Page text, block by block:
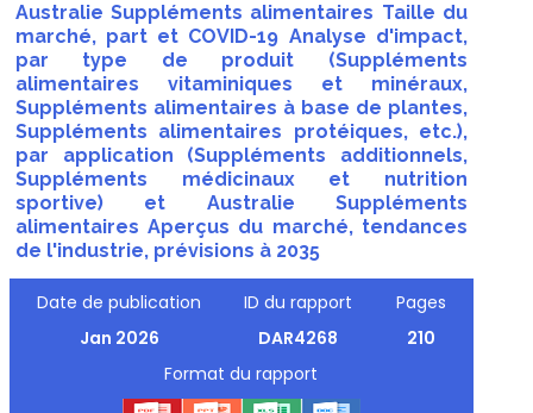
Australie Suppléments alimentaires Taille du
marché, part et COVID-19 Analyse d'impact,
par type de produit (Suppléments
alimentaires vitaminiques et minéraux,
Suppléments alimentaires à base de plantes,
Suppléments alimentaires protéiques, etc.),
par application (Suppléments additionnels,
Suppléments médicinaux et nutrition
sportive) et Australie Suppléments
alimentaires Aperçus du marché, tendances
de l'industrie, prévisions à 2035
Date de publication
Jan 2026
ID du rapport
DAR4268
Pages
210
Format du rapport